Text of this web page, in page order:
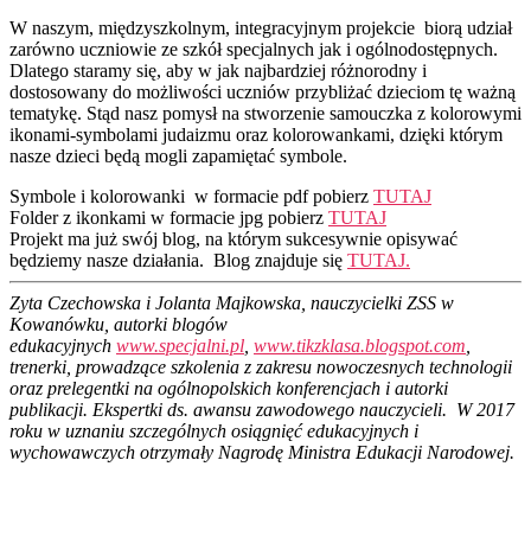
W naszym, międzyszkolnym, integracyjnym projekcie biorą udział
zarówno uczniowie ze szkół specjalnych jak i ogólnodostępnych.
Dlatego staramy się, aby w jak najbardziej różnorodny i
dostosowany do możliwości uczniów przybliżać dzieciom tę ważną
tematykę. Stąd nasz pomysł na stworzenie samouczka z kolorowymi
ikonami-symbolami judaizmu oraz kolorowankami, dzięki którym
nasze dzieci będą mogli zapamiętać symbole.
Symbole i kolorowanki w formacie pdf pobierz TUTAJ
Folder z ikonkami w formacie jpg pobierz TUTAJ
Projekt ma już swój blog, na którym sukcesywnie opisywać
będziemy nasze działania. Blog znajduje się TUTAJ.
Zyta Czechowska i Jolanta Majkowska, nauczycielki ZSS w
Kowanówku, autorki blogów
edukacyjnych www.specjalni.pl, www.tikzklasa.blogspot.com,
trenerki, prowadzące szkolenia z zakresu nowoczesnych technologii
oraz prelegentki na ogólnopolskich konferencjach i autorki
publikacji. Ekspertki ds. awansu zawodowego nauczycieli. W 2017
roku w uznaniu szczególnych osiągnięć edukacyjnych i
wychowawczych otrzymały Nagrodę Ministra Edukacji Narodowej.